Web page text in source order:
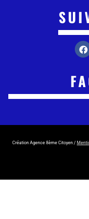
Création Agence 8ème Citoyen /